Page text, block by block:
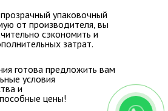
упаковочный
от производителя, вы
сэкономить и
затрат.
готова предложить вам
условия
и
цены!